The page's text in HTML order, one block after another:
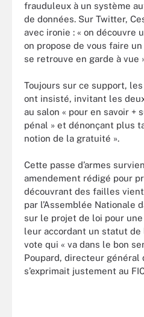
frauduleux à un système
de données. Sur Twitter,
avec ironie : « on découvre
on propose de vous faire
se retrouve en garde à vue
Toujours sur ce support,
ont insisté, invitant les
au salon « pour en savoir +
pénal » et dénonçant plus
notion de la gratuité ».
Cette passe d’armes
amendement rédigé pour
découvrant des failles
par l’Assemblée Nationale
sur le projet de loi pour
leur accordant un statut de
vote qui « va dans le bon
Poupard, directeur général
s’exprimait justement au